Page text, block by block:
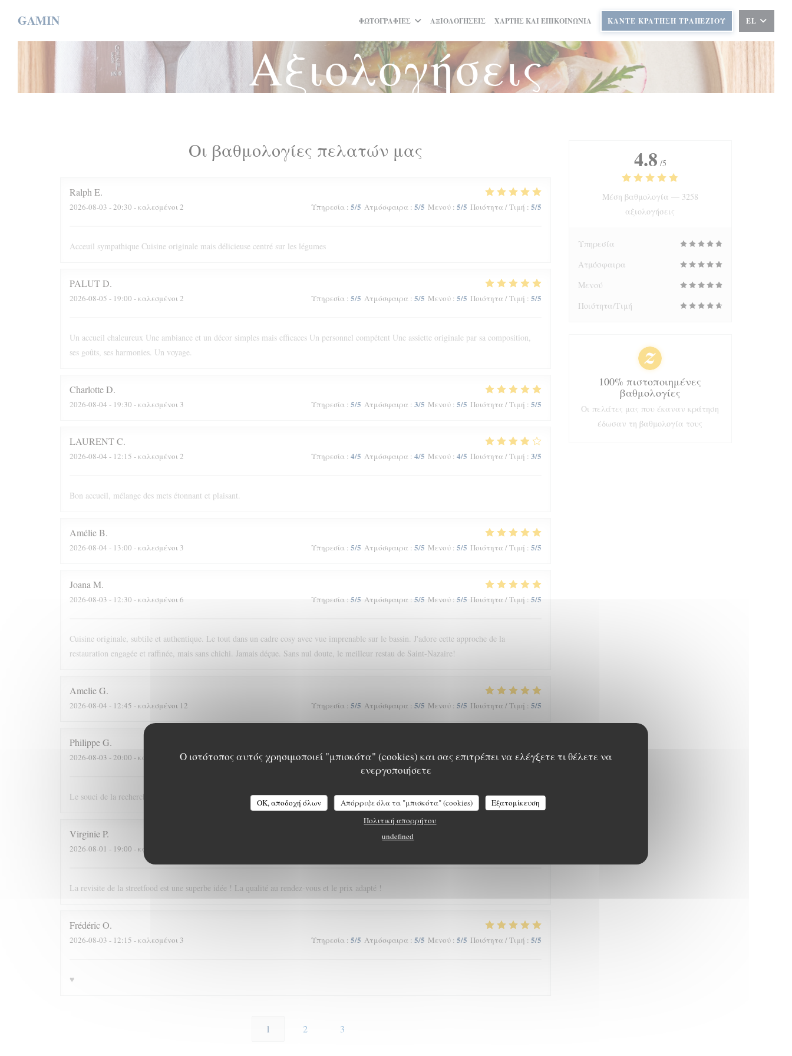
Ο ιστότοπος αυτός χρησιμοποιεί "μπισκότα" (cookies) και σας επιτρέπει να ελέγξετε τι θέλετε να
ενεργοποιήσετε
OK, αποδοχή όλων Απόρριψε όλα τα "μπισκότα" (cookies)
Εξατομίκευση
Πολιτική απορρήτου
undefined
GAMIN ΦΩΤΟΓΡΑΦΊΕΣ ΑΞΙΟΛΟΓΉΣΕΙΣ ΧΆΡΤΗΣ ΚΑΙ ΕΠΙΚΟΙΝΩΝΊΑ ΚΆΝΤΕ ΚΡΆΤΗΣΗ ΤΡΑΠΕΖΙΟΎ EL
Αξιολογήσεις
Οι βαθμολογίες πελατών μας
Ralph E
2026-08-03 - 20:30 - καλεσμένοι 2 Υπηρεσία : 5/5 Ατμόσφαιρα : 5/5 Μενού: 5/5 Ποιότητα / Τιμή : 5/5
Acceuil sympathique Cuisine originale mais délicieuse centré sur les légumes
PALUTD
2026-08-05 - 19:00 - καλεσμένοι 2 Υπηρεσία : 5/5 Ατμόσφαιρα : 5/5 Μενού: 5/5 Ποιότητα / Τιμή : 5/5
Un accueil chaleureux Une ambiance et un décor simples mais efficaces Un personnel compétent Une assiette originale par sa composition,
ses goûts, ses harmonies. Un voyage.
CharlotteD
2026-08-04 - 19:30 - καλεσμένοι 3 Υπηρεσία : 5/5 Ατμόσφαιρα : 3/5 Μενού: 5/5 Ποιότητα / Τιμή : 5/5
LAURENTC
2026-08-04 - 12:15 - καλεσμένοι 2 Υπηρεσία : 4/5 Ατμόσφαιρα : 4/5 Μενού: 4/5 Ποιότητα / Τιμή : 3/5
Bon accueil, mélange des mets étonnant et plaisant.
AmélieB
2026-08-04 - 13:00 - καλεσμένοι 3 Υπηρεσία : 5/5 Ατμόσφαιρα : 5/5 Μενού: 5/5 Ποιότητα / Τιμή : 5/5
Joana M
2026-08-03 - 12:30 - καλεσμένοι 6 Υπηρεσία: 5/5 Ατμόσφαιρα: 5/5 Μενού: 5/5 Ποιότητα / Τιμή : 5/5
Cuisine originale, subtile et authentique. Le tout dans un cadre cosy avec vue imprenable sur le bassin. J'adore cette approche de la
restauration engagée et raffinée, mais sans chichi. Jamais déçue. Sans nul doute, le meilleur restau de Saint-Nazaire!
AmelieG
2026-08-04 - 12:45 - καλεσμένοι 12 Υπηρεσία : 5/5 Ατμόσφαιρα : 5/5 Μενού: 5/5 Ποιότητα / Τιμή : 5/5
PhilippeG
2026-08-03 - 20:00 - καλεσμένοι 3 Υπηρεσία:5/5 Ατμόσφαιρα:5 /5 Μενού: 5/5 Ποιότητα / Τιμή:5/5
Le souci de la recherche et du changement dans le respect du goût et du u service…
VirginieP
2026-08-01 - 19:00 - καλεσμένοι 2
La revisite de la streetfood est une superbe idée ! La qualité au rendez-vous et le prix adapté !
FrédéricO
2026-08-03 - 12:15 - καλεσμένοι 3 Υπηρεσία : 5/5 Ατμόσφαιρα : 5/5 Μενού: 5/5 Ποιότητα / Τιμή : 5/5
♥️
1 2 3
4.8 /5
Μέση βαθμολογία — 3258
αξιολογήσεις
Υπηρεσία
Ατμόσφαιρα
Μενού
Ποιότητα/Τιμή
100% πιστοποιημένες
βαθμολογίες
Οι πελάτες μας που έκαναν κράτηση
έδωσαν τη βαθμολογία τους